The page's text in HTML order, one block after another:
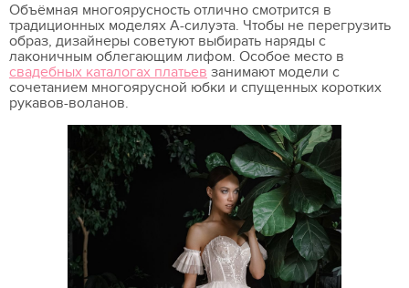
Объёмная многоярусность отлично смотрится в
традиционных моделях А-силуэта. Чтобы не перегрузить
образ, дизайнеры советуют выбирать наряды с
лаконичным облегающим лифом. Особое место в
свадебных каталогах платьев занимают модели с
сочетанием многоярусной юбки и спущенных коротких
рукавов-воланов.